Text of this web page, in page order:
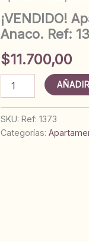
¡VENDIDO!
Anaco. Ref:
$11.700,00
Apartamento
Parque
Anaco.
SKU: Ref: 1373
Categorías: